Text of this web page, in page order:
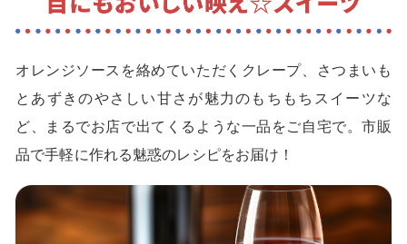
オレンジソースを絡めていただくクレープ、さつまいも
とあずきのやさしい甘さが魅力のもちもちスイーツな
ど、まるでお店で出てくるような一品をご自宅で。市販
品で手軽に作れる魅惑のレシピをお届け！